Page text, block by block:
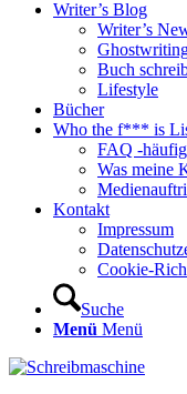
Writer’s Blog
Writer’s
Buch
Lifestyle
Bücher
Who the f*** is
FAQ -
Was meine
Kontakt
Impressum
Cookie-
Suche
Menü Menü